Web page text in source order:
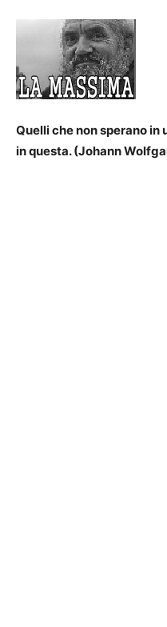
Quelli che non sperano
in questa. (Johann